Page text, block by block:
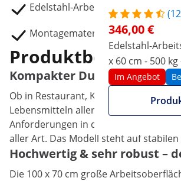
Edelstahl-Arbeitsschrank mit
Montagematerial
346,00 €
Edelstahl-
x 60 cm - 500
Catering
Im Angebot
Kompakter
Ob in Restaurant, Kantine, Hotel,
Lebensmitteln aller Art. Der
Anforderungen in der Gastronomie.
aller Art. Das Modell steht auf
Hochwertig & sehr robust –
Die 100 x 70 cm große